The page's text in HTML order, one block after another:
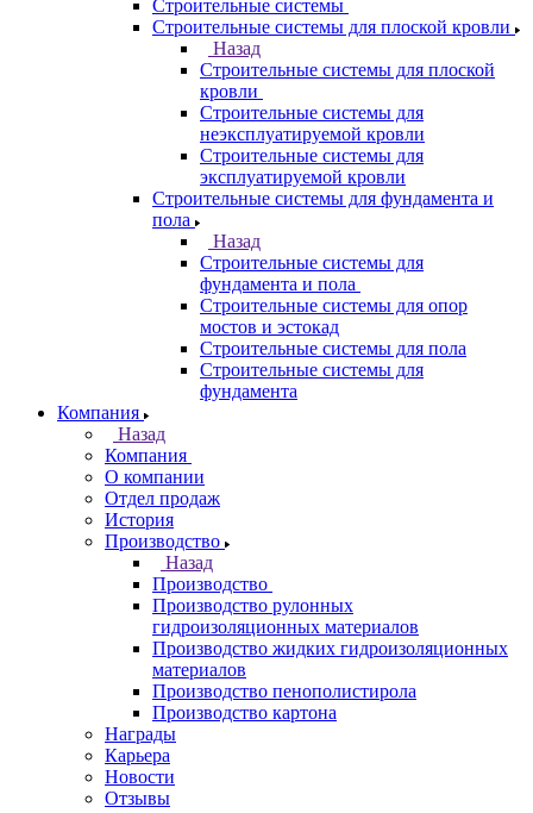
Строительные системы
Строительные системы для плоской кровли
Назад
Строительные системы для плоской
кровли
Строительные системы для
неэксплуатируемой кровли
Строительные системы для
эксплуатируемой кровли
Строительные системы для фундамента и
пола
Назад
Строительные системы для
фундамента и пола
Строительные системы для опор
мостов и эстокад
Строительные системы для пола
Строительные системы для
фундамента
Компания
Назад
Компания
О компании
Отдел продаж
История
Производство
Назад
Производство
Производство рулонных
гидроизоляционных материалов
Производство жидких гидроизоляционных
материалов
Производство пенополистирола
Производство картона
Награды
Карьера
Новости
Отзывы